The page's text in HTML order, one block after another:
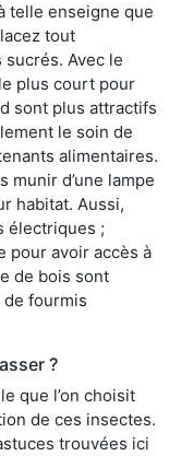
telle enseigne que
tout
Avec le
plus court pour
sont plus attractifs
le soin de
alimentaires.
munir d’une lampe
habitat. Aussi,
électriques ;
pour avoir accès à
de bois sont
fourmis
?
que l’on choisit
de ces insectes.
trouvées ici